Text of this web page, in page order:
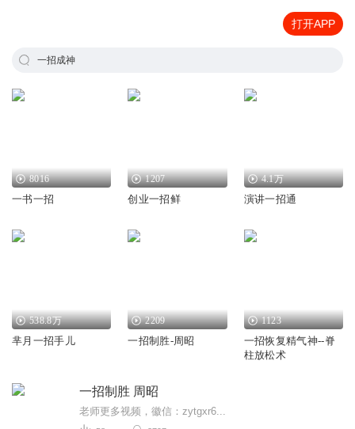
打开APP
一招成神
8016
一书一招
1207
创业一招鲜
4.1万
演讲一招通
538.8万
芈月一招手儿
2209
一招制胜-周昭
1123
一招恢复精气神--脊
柱放松术
一招制胜 周昭
老师更多视频，徽信：zytgxr6...